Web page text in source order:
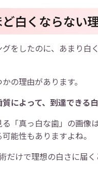
白くならない
グをしたのに、あまり
の理由があります。
によって、到達できる
「真っ白な歯」の画像
能性もありますよね。
だけで理想の白さに届